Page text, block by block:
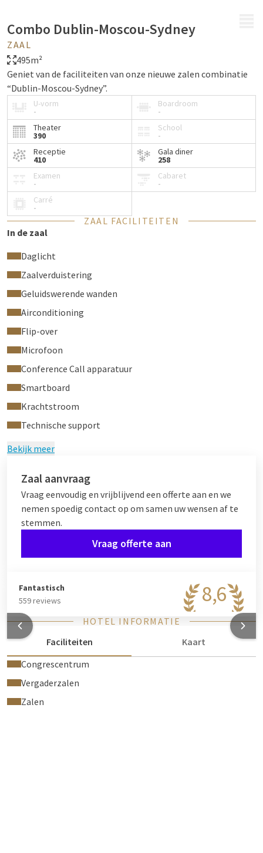
Combo Dublin-Moscou-Sydney
ZAAL
495m²
Geniet van de faciliteiten van onze nieuwe zalen combinatie
“Dublin-Moscou-Sydney”.
U-vorm
-
Boardroom
-
Theater
390
School
-
Receptie
410
Gala diner
258
Examen
-
Cabaret
-
Carré
-
ZAAL FACILITEITEN
In de zaal
Daglicht
Zaalverduistering
Geluidswerende wanden
Airconditioning
Flip-over
Microfoon
Conference Call apparatuur
Smartboard
Krachtstroom
Technische support
Bekijk meer
Zaal aanvraag
Vraag eenvoudig en vrijblijvend een offerte aan en we
nemen spoedig contact op om samen uw wensen af te
stemmen.
Vraag offerte aan
8,6
Fantastisch
559 reviews
HOTEL INFORMATIE
Faciliteiten
Kaart
Congrescentrum
Vergaderzalen
Zalen